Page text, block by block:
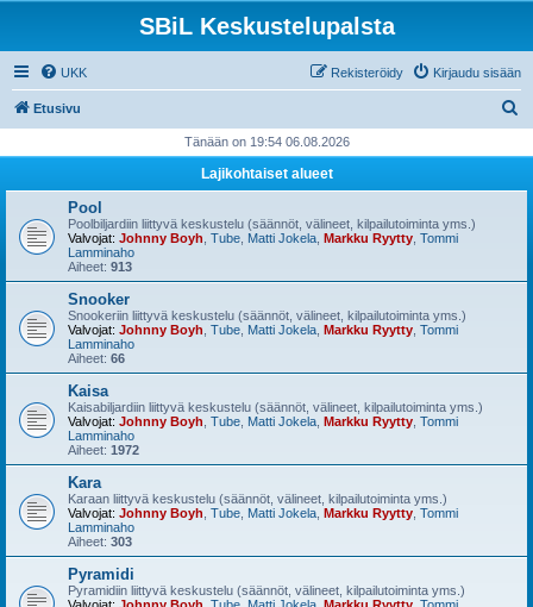
SBiL Keskustelupalsta
UKK Kirjaudu sisään
Rekisteröidy
Etusivu
i
Tänään on 19:54 06.08.2026
Lajikohtaiset alueet
Pool
Poolbiljardiin liittyvä keskustelu (säännöt, välineet, kilpailutoiminta yms.)
Valvojat: Johnny Boyh Tube Matti Jokela Markku Ryytty Tommi
Lamminaho
Aiheet: 913
Snooker
Snookeriin liittyvä keskustelu (säännöt, välineet, kilpailutoiminta yms.)
Valvojat: Johnny Boyh Tube Matti Jokela Markku Ryytty Tommi
Lamminaho
Aiheet: 66
Kaisa
Kaisabiljardiin liittyvä keskustelu (säännöt, välineet, kilpailutoiminta yms.)
Valvojat: Johnny Boyh Tube Matti Jokela Markku Ryytty Tommi
Lamminaho
Aiheet: 1972
Kara
Karaan liittyvä keskustelu (säännöt, välineet, kilpailutoiminta yms.)
Valvojat: Johnny Boyh Tube Matti Jokela Markku Ryytty Tommi
Lamminaho
Aiheet: 303
Pyramidi
Pyramidiin liittyvä keskustelu (säännöt, välineet, kilpailutoiminta yms.)